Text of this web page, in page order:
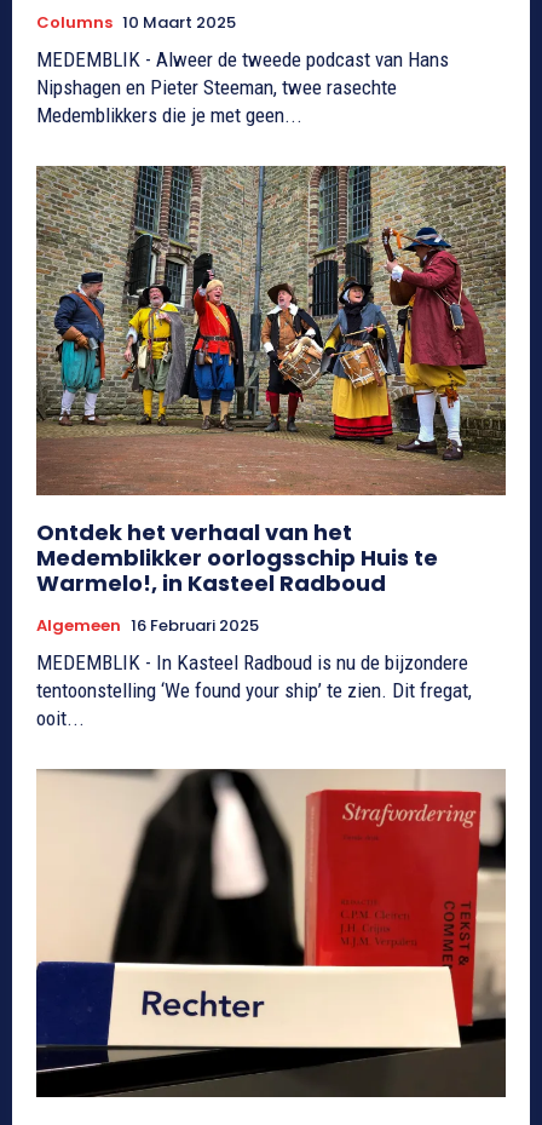
Columns 10 Maart 2025
MEDEMBLIK - Alweer de tweede podcast van Hans
Nipshagen en Pieter Steeman, twee rasechte
Medemblikkers die je met geen...
Ontdek het verhaal van het
Medemblikker oorlogsschip Huis te
Warmelo!, in Kasteel Radboud
Algemeen 16 Februari 2025
MEDEMBLIK - In Kasteel Radboud is nu de bijzondere
tentoonstelling ‘We found your ship’ te zien. Dit fregat,
ooit...